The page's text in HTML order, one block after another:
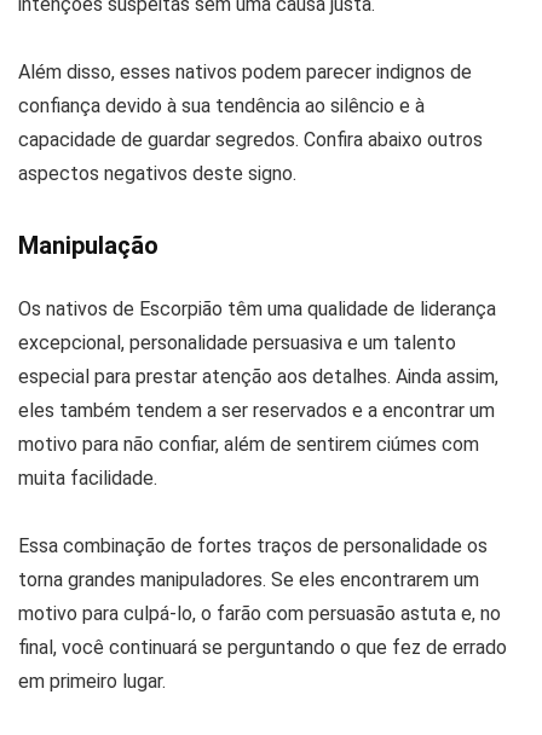
Além disso, esses nativos podem parecer indignos de
confiança devido à sua tendência ao silêncio e à
capacidade de guardar segredos. Confira abaixo outros
aspectos negativos deste signo.
Manipulação
Os nativos de Escorpião têm uma qualidade de liderança
excepcional, personalidade persuasiva e um talento
especial para prestar atenção aos detalhes. Ainda assim,
eles também tendem a ser reservados e a encontrar um
motivo para não confiar, além de sentirem ciúmes com
muita facilidade.
Essa combinação de fortes traços de personalidade os
torna grandes manipuladores. Se eles encontrarem um
motivo para culpá-lo, o farão com persuasão astuta e, no
final, você continuará se perguntando o que fez de errado
em primeiro lugar.